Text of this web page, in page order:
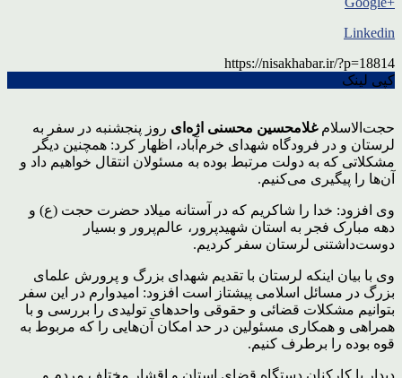
Linkedin
https://nisakhabar.ir/?p=18814
کپی لینک
حجت‌الاسلامغلامحسین محسنی اژه‌ای روز پنجشنبه در سفر به
لرستان و در فرودگاه شهدای خرم‌آباد، اظهار کرد: همچنین دیگر
مشکلاتی که به دولت مرتبط بوده به مسئولان انتقال خواهیم داد و
آن‌ها را پیگیری می‌کنیم.
وی افزود: خدا را شاکریم که در آستانه میلاد حضرت حجت (ع) و
دهه مبارک فجر به استان شهیدپرور، عالم‌پرور و بسیار
دوست‌داشتنی لرستان سفر کردیم.
وی با بیان اینکه لرستان با تقدیم شهدای بزرگ و پرورش علمای
بزرگ در مسائل اسلامی پیشتاز است افزود: امیدوارم در این سفر
بتوانیم مشکلات قضائی و حقوقی واحدهای تولیدی را بررسی و با
همراهی و همکاری مسئولین در حد امکان آن‌هایی را که مربوط به
قوه بوده را برطرف کنیم.
دیدار با کارکنان دستگاه قضای استان و اقشار مختلف مردم و